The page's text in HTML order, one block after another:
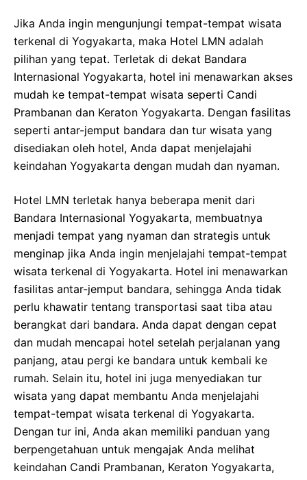
Jika Anda ingin mengunjungi tempat-tempat wisata
terkenal di Yogyakarta, maka Hotel LMN adalah
pilihan yang tepat. Terletak di dekat Bandara
Internasional Yogyakarta, hotel ini menawarkan akses
mudah ke tempat-tempat wisata seperti Candi
Prambanan dan Keraton Yogyakarta. Dengan fasilitas
seperti antar-jemput bandara dan tur wisata yang
disediakan oleh hotel, Anda dapat menjelajahi
keindahan Yogyakarta dengan mudah dan nyaman.
Hotel LMN terletak hanya beberapa menit dari
Bandara Internasional Yogyakarta, membuatnya
menjadi tempat yang nyaman dan strategis untuk
menginap jika Anda ingin menjelajahi tempat-tempat
wisata terkenal di Yogyakarta. Hotel ini menawarkan
fasilitas antar-jemput bandara, sehingga Anda tidak
perlu khawatir tentang transportasi saat tiba atau
berangkat dari bandara. Anda dapat dengan cepat
dan mudah mencapai hotel setelah perjalanan yang
panjang, atau pergi ke bandara untuk kembali ke
rumah. Selain itu, hotel ini juga menyediakan tur
wisata yang dapat membantu Anda menjelajahi
tempat-tempat wisata terkenal di Yogyakarta.
Dengan tur ini, Anda akan memiliki panduan yang
berpengetahuan untuk mengajak Anda melihat
keindahan Candi Prambanan, Keraton Yogyakarta,